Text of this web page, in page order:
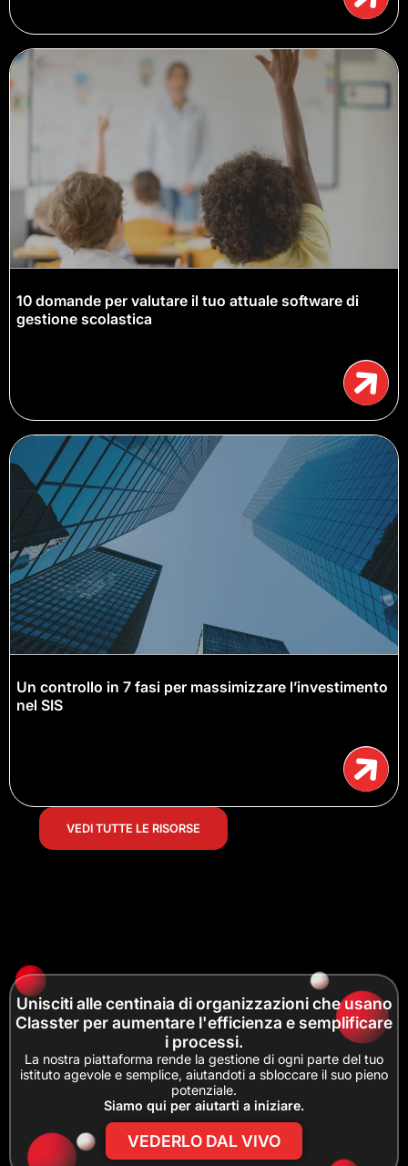
10 domande per valutare il tuo attuale software di
gestione scolastica
Un controllo in 7 fasi per massimizzare l’investimento
nel SIS
VEDI TUTTE LE RISORSE
Unisciti alle centinaia di organizzazioni che usano
Classter per aumentare l'efficienza e semplificare
i processi.
La nostra piattaforma rende la gestione di ogni parte del tuo
istituto agevole e semplice, aiutandoti a sbloccare il suo pieno
potenziale.
Siamo qui per aiutarti a iniziare.
VEDERLO DAL VIVO